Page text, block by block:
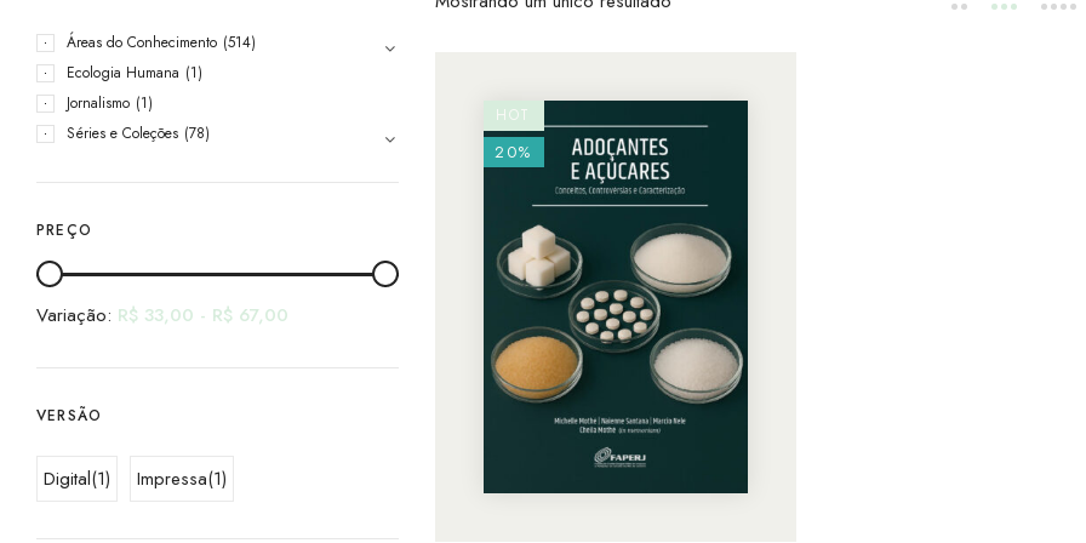
Áreas do Conhecimento (514)
Ecologia Humana (1)
Jornalismo (1)
Séries e Coleções (78)
PREÇO
Variação: R$ 33,00 - R$ 67,00
VERSÃO
Digital(1) Impressa(1)
HOT
20%